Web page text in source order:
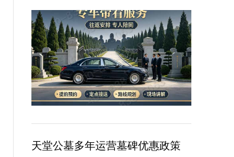
要性及其对逝者与生者的影响。墓碑不仅是
对逝者的纪念，也是对生者情感的寄托。因
此，选择一款既符合预算又具有纪念意义的
墓碑显得尤
天堂公墓多年运营墓碑优惠政策